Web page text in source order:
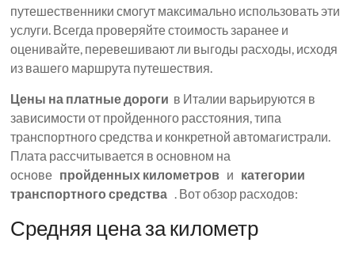
путешественники смогут максимально использовать эти
услуги. Всегда проверяйте стоимость заранее и
оценивайте, перевешивают ли выгоды расходы, исходя
из вашего маршрута путешествия.
Цены на платные дороги в Италии варьируются в
зависимости от пройденного расстояния, типа
транспортного средства и конкретной автомагистрали.
Плата рассчитывается в основном на
основе пройденных километров и категории
транспортного средства . Вот обзор расходов:
Средняя цена за километр